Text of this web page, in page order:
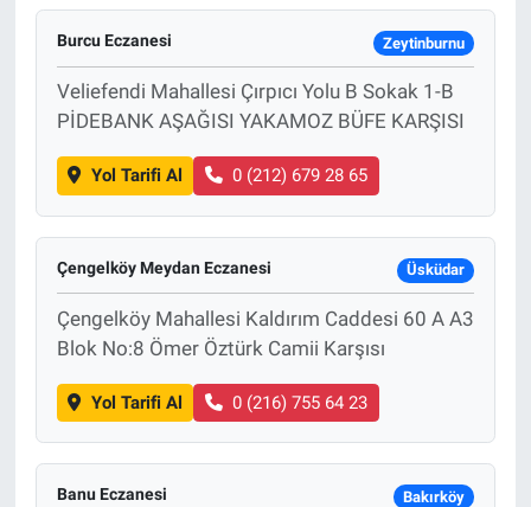
Burcu Eczanesi Zeytinburnu
Veliefendi Mahallesi Çırpıcı Yolu B Sokak 1-B
PİDEBANK AŞAĞISI YAKAMOZ BÜFE KARŞISI
Yol Tarifi Al 0 (212) 679 28 65
Çengelköy Meydan Eczanesi Üsküdar
Çengelköy Mahallesi Kaldırım Caddesi 60 A A3
Blok No:8 Ömer Öztürk Camii Karşısı
Yol Tarifi Al 0 (216) 755 64 23
Banu Eczanesi Bakırköy